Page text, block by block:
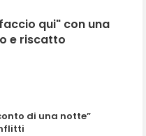
qui" con una
e riscatto
di una notte”